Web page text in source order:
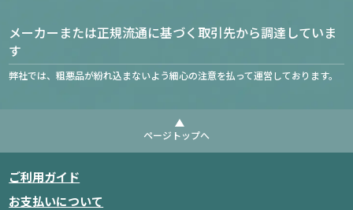
メーカーまたは正規流通に基づく取引先から調達していま
す
弊社では、粗悪品が紛れ込まないよう細心の注意を払って運営しております。
ページトップへ
ご利用ガイド
お支払いについて